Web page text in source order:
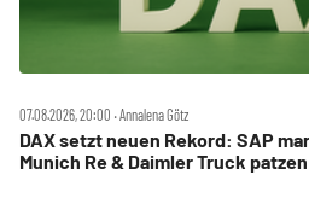
07.08.2026, 20:00 ‧ Annalena Götz
DAX setzt neuen Rekord: SAP
Munich Re & Daimler Truck patzen